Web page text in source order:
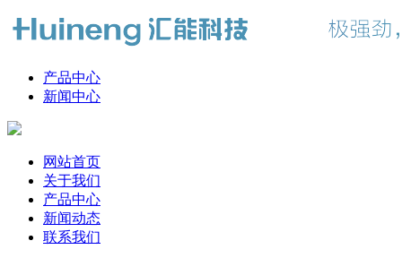
产品中心
新闻中心
网站首页
关于我们
产品中心
新闻动态
联系我们